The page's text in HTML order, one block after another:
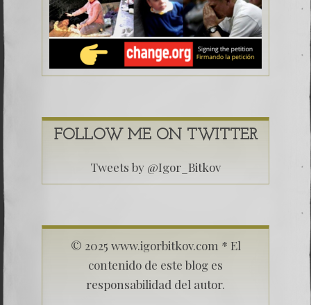
FOLLOW ME ON TWITTER
Tweets by @Igor_Bitkov
© 2025 www.igorbitkov.com * El
contenido de este blog es
responsabilidad del autor.